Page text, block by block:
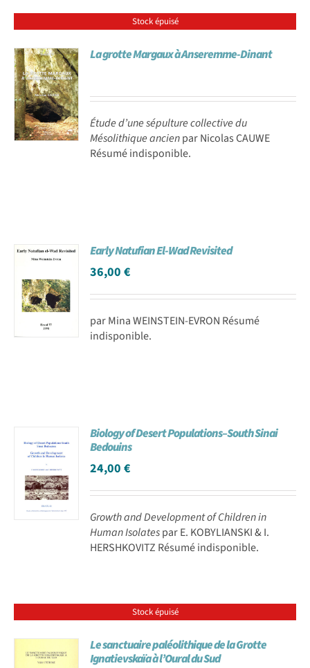
Stock épuisé
La grotte Margaux à Anseremme-Dinant
Étude d’une sépulture collective du
Mésolithique ancienpar Nicolas CAUWE
Résumé indisponible.
Early Natufian El-Wad Revisited
36,00€
par Mina WEINSTEIN-EVRON Résumé
indisponible.
Biology of Desert Populations–South Sinai
Bedouins
24,00€
Growth and Development of Children in
Human Isolatespar E. KOBYLIANSKI & I.
HERSHKOVITZ Résumé indisponible.
Stock épuisé
Le sanctuaire paléolithique de la Grotte
Ignatievskaïa à l’Oural du Sud